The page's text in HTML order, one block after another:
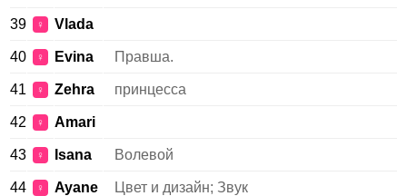
39 ♀ Vlada
40 ♀ Evina Правша.
41 ♀ Zehra принцесса
42 ♀ Amari
43 ♀ Isana Волевой
44 ♀ Ayane Цвет и дизайн; Звук